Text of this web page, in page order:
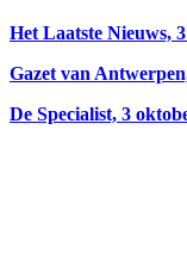
Het Laatste Nieuws,
Gazet van
De Specialist, 3